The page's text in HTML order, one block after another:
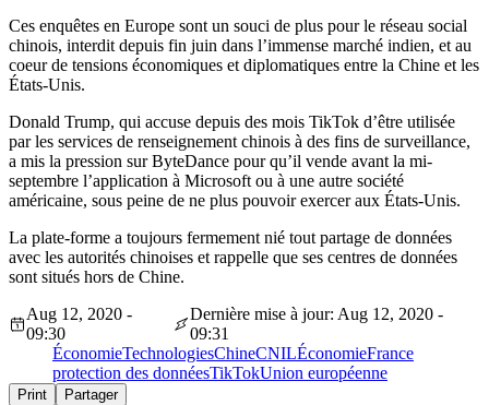
Ces enquêtes en Europe sont un souci de plus pour le réseau social
chinois, interdit depuis fin juin dans l’immense marché indien, et au
coeur de tensions économiques et diplomatiques entre la Chine et les
États-Unis.
Donald Trump, qui accuse depuis des mois TikTok d’être utilisée
par les services de renseignement chinois à des fins de surveillance,
a mis la pression sur ByteDance pour qu’il vende avant la mi-
septembre l’application à Microsoft ou à une autre société
américaine, sous peine de ne plus pouvoir exercer aux États-Unis.
La plate-forme a toujours fermement nié tout partage de données
avec les autorités chinoises et rappelle que ses centres de données
sont situés hors de Chine.
Aug 12, 2020 -
09:30
Dernière mise à jour: Aug 12, 2020 -
09:31
ÉconomieTechnologiesChineCNILÉconomieFrance
protection des donnéesTikTokUnion européenne
Print Partager